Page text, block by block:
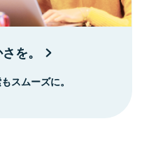
を。
スムーズに。